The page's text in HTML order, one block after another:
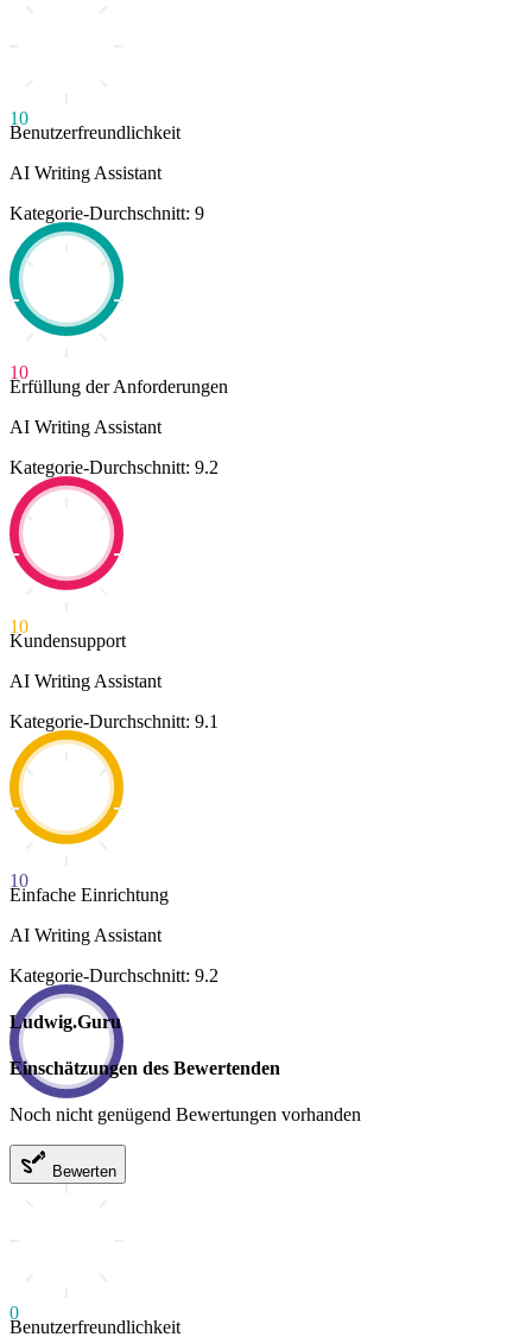
10
Benutzerfreundlichkeit
AI Writing Assistant
Kategorie-Durchschnitt: 9
10
Erfüllung der Anforderungen
AI Writing Assistant
Kategorie-Durchschnitt: 9.2
10
Kundensupport
AI Writing Assistant
Kategorie-Durchschnitt: 9.1
10
Einfache Einrichtung
AI Writing Assistant
Kategorie-Durchschnitt: 9.2
Ludwig.Guru
Einschätzungen des Bewertenden
Noch nicht genügend Bewertungen vorhanden
Bewerten
0
Benutzerfreundlichkeit